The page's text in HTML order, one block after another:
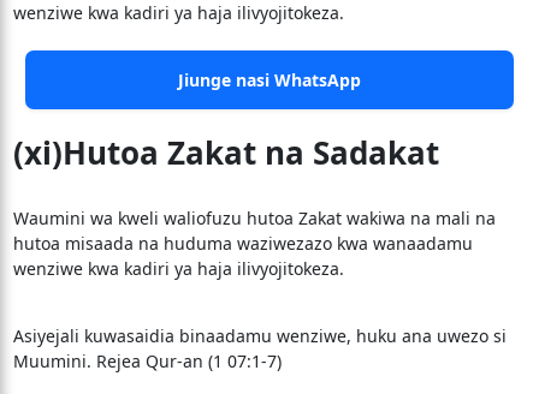
wenziwe kwa kadiri ya haja ilivyojitokeza.
Jiunge nasi WhatsApp
(xi)Hutoa Zakat na Sadakat
Waumini wa kweli waliofuzu hutoa Zakat wakiwa na mali na
hutoa misaada na huduma waziwezazo kwa wanaadamu
wenziwe kwa kadiri ya haja ilivyojitokeza.
Asiyejali kuwasaidia binaadamu wenziwe, huku ana uwezo si
Muumini. Rejea Qur-an (1 07:1-7)